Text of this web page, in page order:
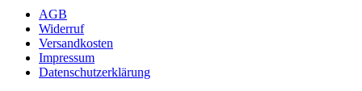
AGB
Widerruf
Versandkosten
Impressum
Datenschutzerklärung